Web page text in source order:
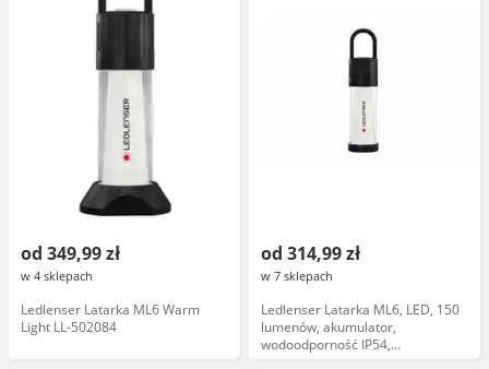
od 349,99 zł
w 4 sklepach
Ledlenser Latarka ML6 Warm
Light LL-502084
od 314,99 zł
w 7 sklepach
Ledlenser Latarka ML6, LED, 150
lumenów, akumulator,
wodoodporność IP54,
kompaktowa, czarna